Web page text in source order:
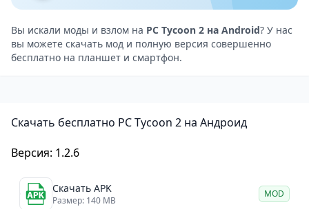
могут конкурировать с другими компаниями,
управляемыми игроками со всего мира.
Плюсы игры
Большое количество компонентов для создания
Режим многопользовательской игры.
компьютеров.
Минусы игры
Отсутствие учебника или подробного руководства
Вы искали моды и взлом на PC Tycoon 2 на Android? У нас
вы можете скачать мод и полную версия совершенно
бесплатно на планшет и смартфон.
Скачать бесплатно PC Tycoon 2 на Андроид
Версия: 1.2.6
Скачать APK
Размер: 140 MB
MOD